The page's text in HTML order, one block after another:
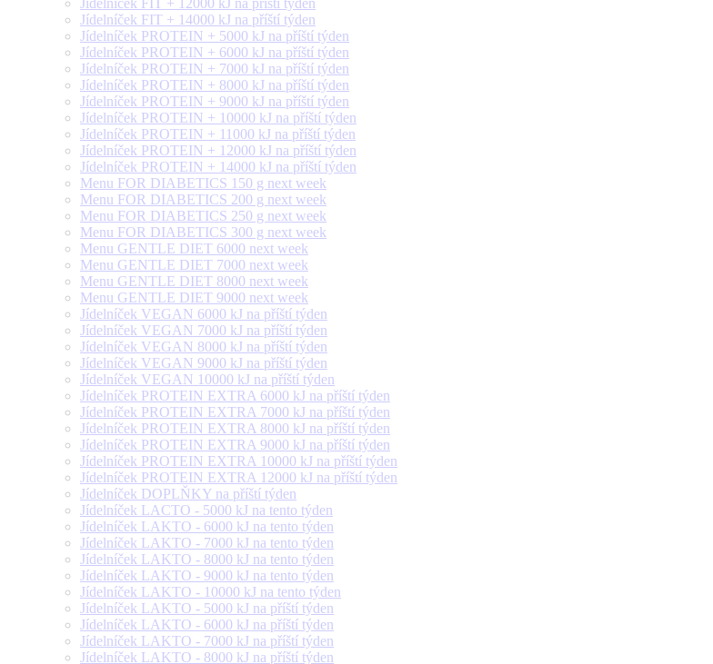
Jídelníček FIT + 12000 kJ na příští týden
Jídelníček FIT + 14000 kJ na příští týden
Jídelníček PROTEIN + 5000 kJ na příští týden
Jídelníček PROTEIN + 6000 kJ na příští týden
Jídelníček PROTEIN + 7000 kJ na příští týden
Jídelníček PROTEIN + 8000 kJ na příští týden
Jídelníček PROTEIN + 9000 kJ na příští týden
Jídelníček PROTEIN + 10000 kJ na příští týden
Jídelníček PROTEIN + 11000 kJ na příští týden
Jídelníček PROTEIN + 12000 kJ na příští týden
Jídelníček PROTEIN + 14000 kJ na příští týden
Menu FOR DIABETICS 150 g next week
Menu FOR DIABETICS 200 g next week
Menu FOR DIABETICS 250 g next week
Menu FOR DIABETICS 300 g next week
Menu GENTLE DIET 6000 next week
Menu GENTLE DIET 7000 next week
Menu GENTLE DIET 8000 next week
Menu GENTLE DIET 9000 next week
Jídelníček VEGAN 6000 kJ na příští týden
Jídelníček VEGAN 7000 kJ na příští týden
Jídelníček VEGAN 8000 kJ na příští týden
Jídelníček VEGAN 9000 kJ na příští týden
Jídelníček VEGAN 10000 kJ na příští týden
Jídelníček PROTEIN EXTRA 6000 kJ na příští týden
Jídelníček PROTEIN EXTRA 7000 kJ na příští týden
Jídelníček PROTEIN EXTRA 8000 kJ na příští týden
Jídelníček PROTEIN EXTRA 9000 kJ na příští týden
Jídelníček PROTEIN EXTRA 10000 kJ na příští týden
Jídelníček PROTEIN EXTRA 12000 kJ na příští týden
Jídelníček DOPLŇKY na příští týden
Jídelníček LACTO - 5000 kJ na tento týden
Jídelníček LAKTO - 6000 kJ na tento týden
Jídelníček LAKTO - 7000 kJ na tento týden
Jídelníček LAKTO - 8000 kJ na tento týden
Jídelníček LAKTO - 9000 kJ na tento týden
Jídelníček LAKTO - 10000 kJ na tento týden
Jídelníček LAKTO - 5000 kJ na příští týden
Jídelníček LAKTO - 6000 kJ na příští týden
Jídelníček LAKTO - 7000 kJ na příští týden
Jídelníček LAKTO - 8000 kJ na příští týden